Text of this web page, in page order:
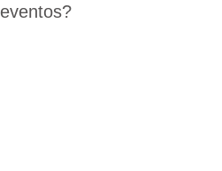
eventos?